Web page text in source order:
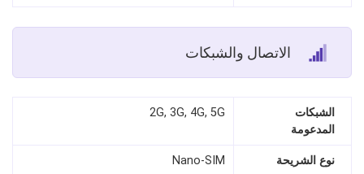
الاتصال والشبكات
الشبكات
المدعومة
2G, 3G, 4G, 5G
نوع الشريحة Nano‑SIM